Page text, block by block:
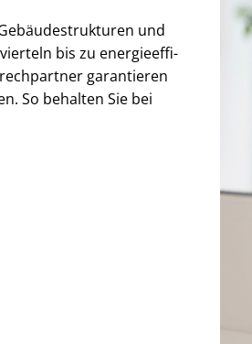
und
bis zu en­er­gie­ef­fi­
garantieren
So behalten Sie bei